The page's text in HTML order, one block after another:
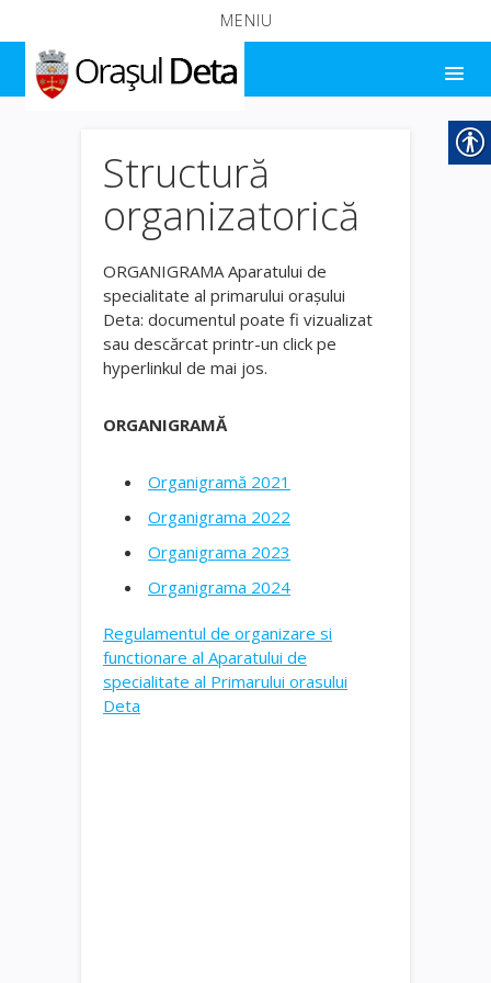
MENIU
Structură
organizatorică
ORGANIGRAMA Aparatului de
specialitate al primarului orașului
Deta: documentul poate fi vizualizat
sau descărcat printr-un click pe
hyperlinkul de mai jos.
ORGANIGRAMĂ
Organigramă 2021
Organigrama 2022
Organigrama 2023
Organigrama 2024
Regulamentul de organizare si
functionare al Aparatului de
specialitate al Primarului orasului
Deta